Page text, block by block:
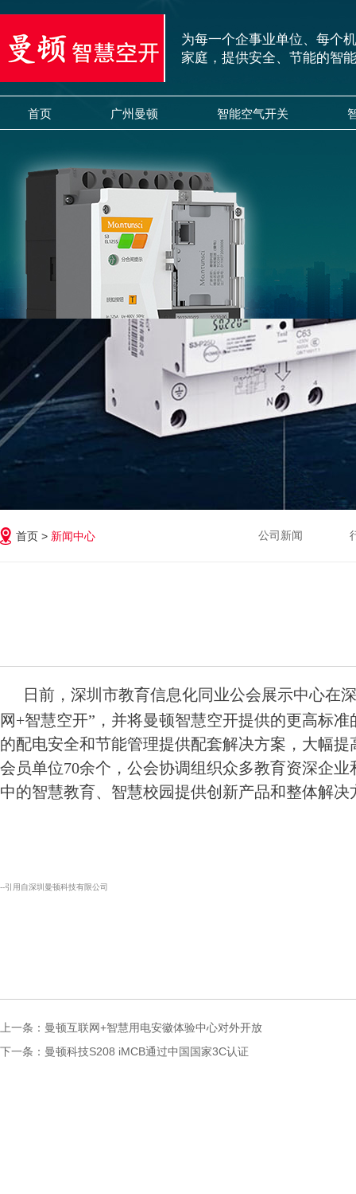
为每一个企事业单位、每个
家庭，提供安全、节能的智
首页 广州曼顿 智能空气开关
首页 > 新闻中心 公司新闻
日前，深圳市教育信息化同业公会展示中心在
网+智慧空开”，并将曼顿智慧空开提供的更高标
的配电安全和节能管理提供配套解决方案，大幅
会员单位70余个，公会协调组织众多教育资深企
中的智慧教育、智慧校园提供创新产品和整体解决
--引用自深圳曼顿科技有限公司
上一条： 曼顿互联网+智慧用电安徽体验中心对外开放
下一条： 曼顿科技S208 iMCB通过中国国家3C认证